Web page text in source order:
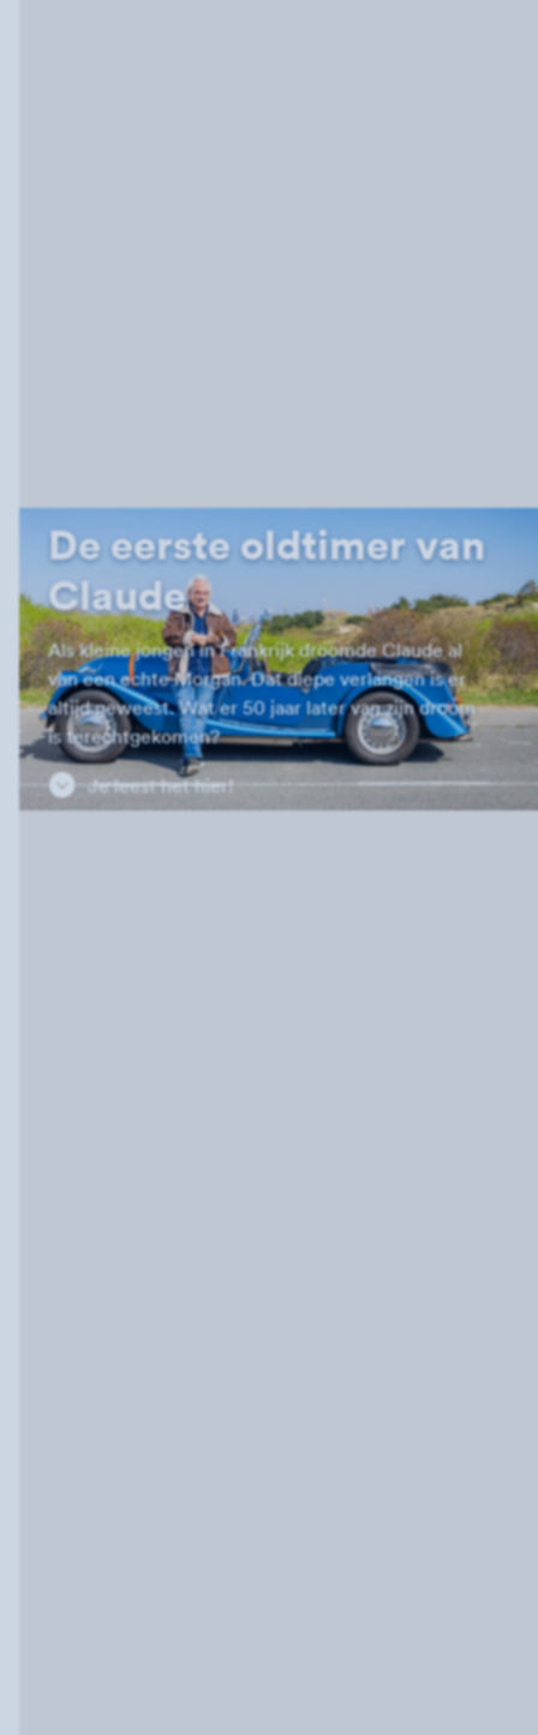
De eerste oldtimer van
Claude
Als kleine jongen in Frankrijk droomde Claude al
van een echte Morgan. Dat diepe verlangen is er
altijd geweest. Wat er 50 jaar later van zijn droom
is terechtgekomen?
Je leest het hier!